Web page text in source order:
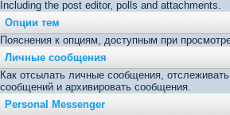
Including the post editor, polls and attachments.
Опции тем
Пояснения к опциям, доступным при
Личные сообщения
Как отсылать личные сообщения,
сообщений и архивировать сообщения.
Personal Messenger